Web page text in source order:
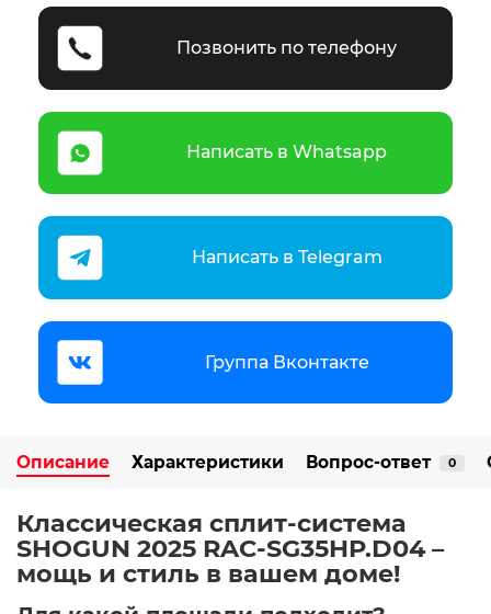
Позвонить по телефону
Написать в Whatsapp
Написать в Telegram
Группа Вконтакте
Описание Характеристики Вопрос-ответ 0
Классическая сплит-система
SHOGUN 2025 RAC-SG35HP.D04 –
мощь и стиль в вашем доме!